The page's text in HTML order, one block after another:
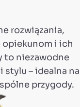
rozwiązania,
opiekunom i ich
to niezawodne
stylu – idealna na
przygody.